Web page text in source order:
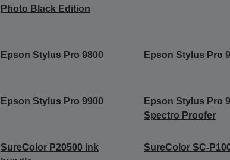
Photo Black Edition
Epson Stylus Pro 9800 Epson Stylus Pro
Epson Stylus Pro 9900
Epson Stylus Pro
Spectro Proofer
SureColor P20500 ink
SureColor SC-